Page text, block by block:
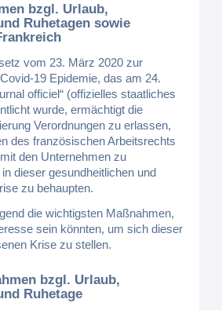
bzgl. Urlaub,
Ruhetagen sowie
vom 23. März 2020 zur
19 Epidemie, das am 24.
officiel“ (offizielles staatliches
wurde, ermächtigt die
Verordnungen zu erlassen,
des französischen Arbeitsrechts
den Unternehmen zu
dieser gesundheitlichen und
zu behaupten.
die wichtigsten Maßnahmen,
sein könnten, um sich dieser
Krise zu stellen.
bzgl. Urlaub,
Ruhetage